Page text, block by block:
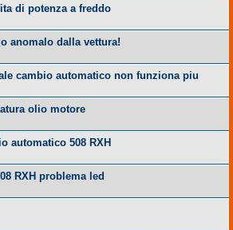
di potenza a freddo
anomalo dalla vettura!
cambio automatico non funziona piu
olio motore
automatico 508 RXH
RXH problema led